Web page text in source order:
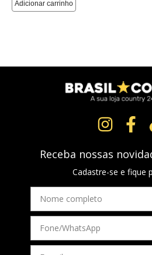
Receba nossas
Cadastre-se e fique